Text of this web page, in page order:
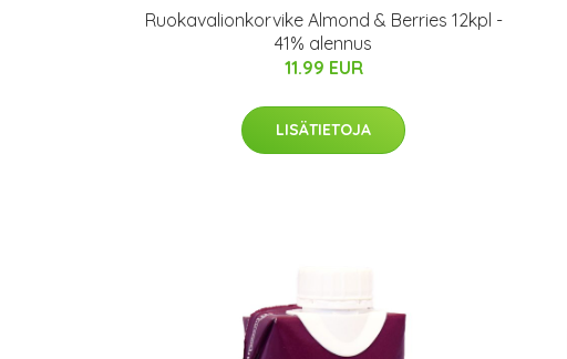
Ruokavalionkorvike Almond & Berries 12kpl -
41% alennus
11.99 EUR
LISÄTIETOJA